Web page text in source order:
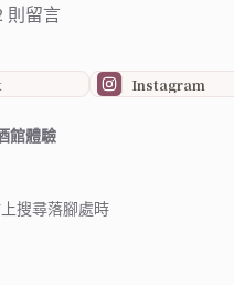
則留言
Instagram
館體驗
搜尋落腳處時